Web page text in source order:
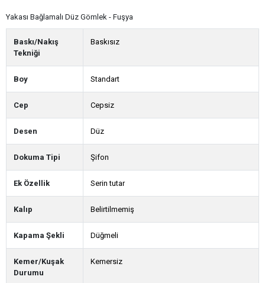
Yakası Bağlamalı Düz Gömlek - Fuşya
Baskı/Nakış
Tekniği
Baskısız
Boy Standart
Cep Cepsiz
Desen Düz
Dokuma Tipi Şifon
Ek Özellik Serin tutar
Kalıp Belirtilmemiş
Kapama Şekli Düğmeli
Kemer/Kuşak
Durumu
Kemersiz